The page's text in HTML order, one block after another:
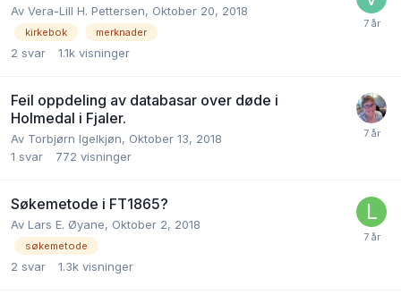
Av Vera-Lill H. Pettersen, Oktober 20, 2018
kirkebok merknader
2 svar 1.1k visninger
Feil oppdeling av databasar over døde i
Holmedal i Fjaler.
Av Torbjørn Igelkjøn, Oktober 13, 2018
1 svar 772 visninger
Søkemetode i FT1865?
Av Lars E. Øyane, Oktober 2, 2018
søkemetode
2 svar 1.3k visninger